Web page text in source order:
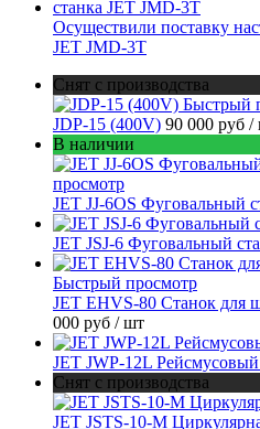
Осуществили поставку
JET JMD-3T
Снят с производства
Быстрый
JDP-15 (400V) 90 000 руб /
В наличии
просмотр
JET JJ-6OS Фуговальный
JET JSJ-6 Фуговальный
Быстрый просмотр
JET EHVS-80 Станок для
000 руб / шт
JET JWP-12L Рейсмусовый
Снят с производства
JET JSTS-10-M